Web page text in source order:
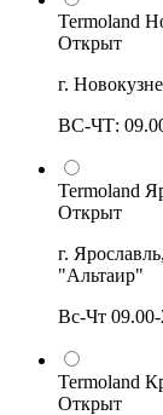
Termoland
Открыт
г.
ВС-ЧТ:
Termoland
Открыт
г.
"Альтаир"
Вс-Чт
Termoland
Открыт